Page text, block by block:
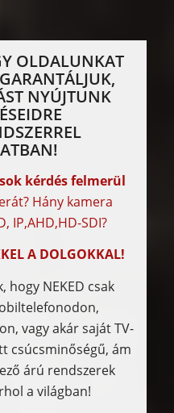
OLDALUNKAT
NYÚJTUNK
kérdés felmerül
Hány kamera
IP,AHD,HD-SDI?
A DOLGOKKAL!
hogy NEKED csak
vagy akár saját TV-
csúcsminőségű, ám
árú rendszerek
a világban!